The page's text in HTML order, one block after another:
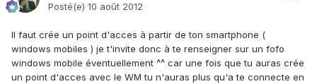
Posté(e) 10 août 2012
Il faut crée un point d'acces à partir de ton smartphone (
windows mobiles ) je t'invite donc à te renseigner sur un fofo
windows mobile éventuellement ^^ car une fois que tu auras crée
un point d'acces avec le WM tu n'auras plus qu'a te connecte en